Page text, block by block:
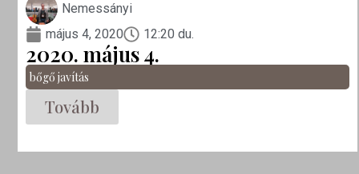
Nemessányi
május 4, 2020
12:20 du.
2020. május 4.
bőgő javítás
Tovább